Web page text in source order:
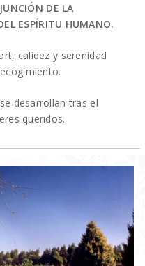
DE LA
ESPÍRITU HUMANO.
calidez y serenidad
desarrollan tras el
queridos.